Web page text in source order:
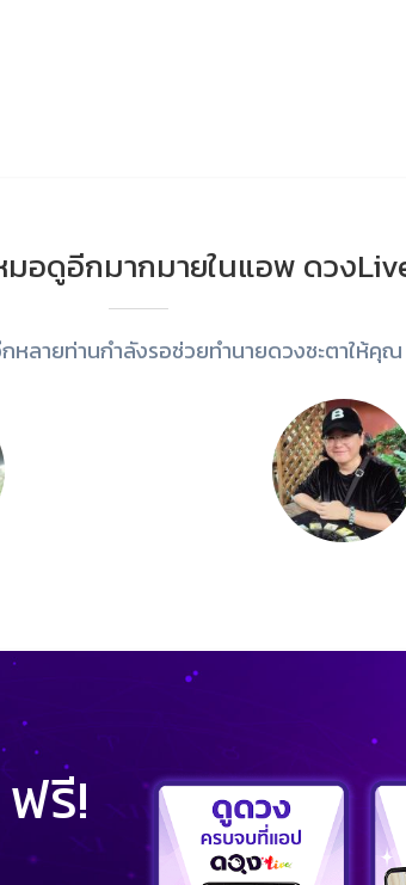
อดูอีกมากมายในแอพ ดวง
หลายท่านกำลังรอช่วยทำนายดวงชะตาให้คุณ
รี!